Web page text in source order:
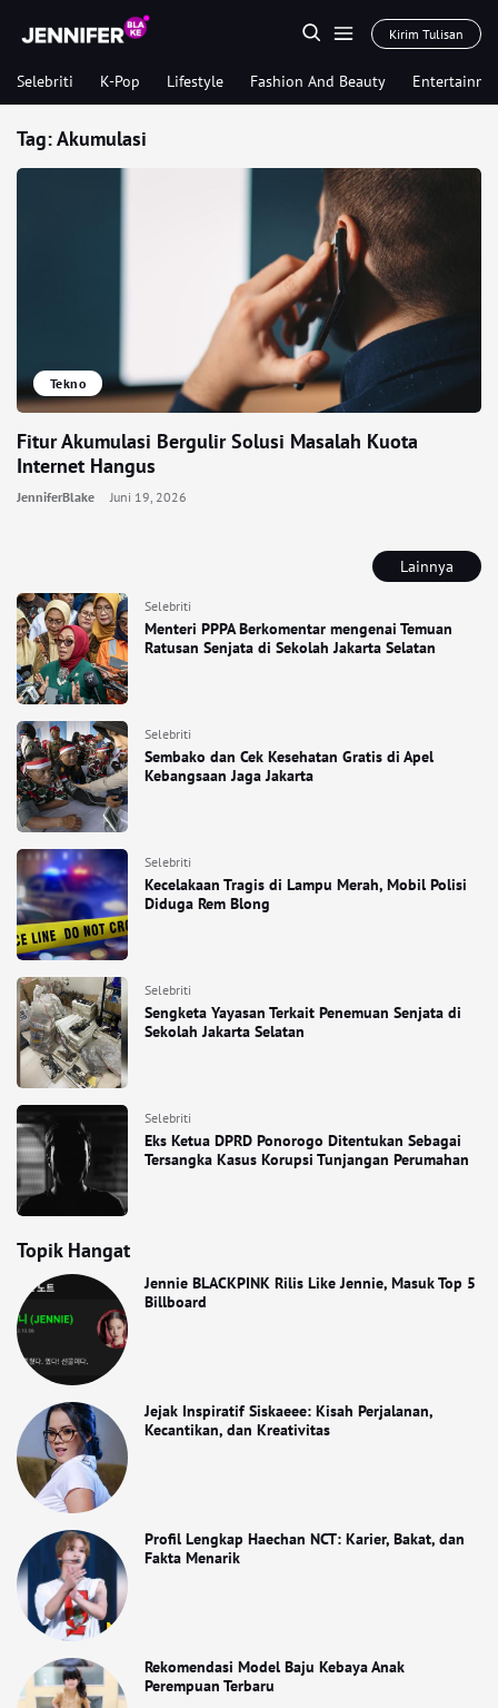
Kirim Tulisan
Selebriti K-Pop Lifestyle Fashion And Beauty
Lainnya
Selebriti
Menteri PPPA Berkomentar mengenai Temuan
Ratusan Senjata di Sekolah Jakarta Selatan
Selebriti
Sembako dan Cek Kesehatan Gratis di Apel
Kebangsaan Jaga Jakarta
Selebriti
Kecelakaan Tragis di Lampu Merah, Mobil Polisi
Diduga Rem Blong
Selebriti
Sengketa Yayasan Terkait Penemuan Senjata di
Sekolah Jakarta Selatan
Selebriti
Eks Ketua DPRD Ponorogo Ditentukan Sebagai
Tersangka Kasus Korupsi Tunjangan Perumahan
Topik Hangat
Jennie BLACKPINK Rilis Like Jennie, Masuk Top 5
Billboard
Jejak Inspiratif Siskaeee: Kisah Perjalanan,
Kecantikan, dan Kreativitas
Profil Lengkap Haechan NCT: Karier, Bakat, dan
Fakta Menarik
Rekomendasi Model Baju Kebaya Anak
Perempuan Terbaru
Tag:Akumulasi
Tekno
Fitur Akumulasi Bergulir Solusi Masalah Kuota
Internet Hangus
JenniferBlake Juni 19, 2026